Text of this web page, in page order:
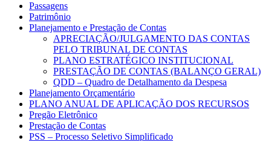
Passagens
Patrimônio
Planejamento e Prestação de Contas
APRECIAÇÃO/JULGAMENTO DAS CONTAS
PELO TRIBUNAL DE CONTAS
PLANO ESTRATÉGICO INSTITUCIONAL
PRESTAÇÃO DE CONTAS (BALANÇO GERAL)
QDD – Quadro de Detalhamento da Despesa
Planejamento Orçamentário
PLANO ANUAL DE APLICAÇÃO DOS RECURSOS
Pregão Eletrônico
Prestação de Contas
PSS – Processo Seletivo Simplificado